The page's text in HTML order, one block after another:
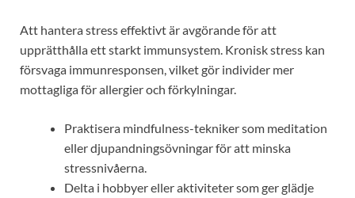
Att hantera stress effektivt är avgörande för att
upprätthålla ett starkt immunsystem. Kronisk stress kan
försvaga immunresponsen, vilket gör individer mer
mottagliga för allergier och förkylningar.
Praktisera mindfulness-tekniker som meditation
eller djupandningsövningar för att minska
stressnivåerna.
Delta i hobbyer eller aktiviteter som ger glädje